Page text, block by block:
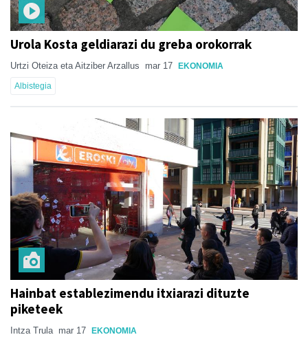
Urola Kosta geldiarazi du greba orokorrak
Urtzi Oteiza eta Aitziber Arzallus mar 17 EKONOMIA
Albistegia
Hainbat establezimendu itxiarazi dituzte
piketeek
Intza Trula mar 17 EKONOMIA